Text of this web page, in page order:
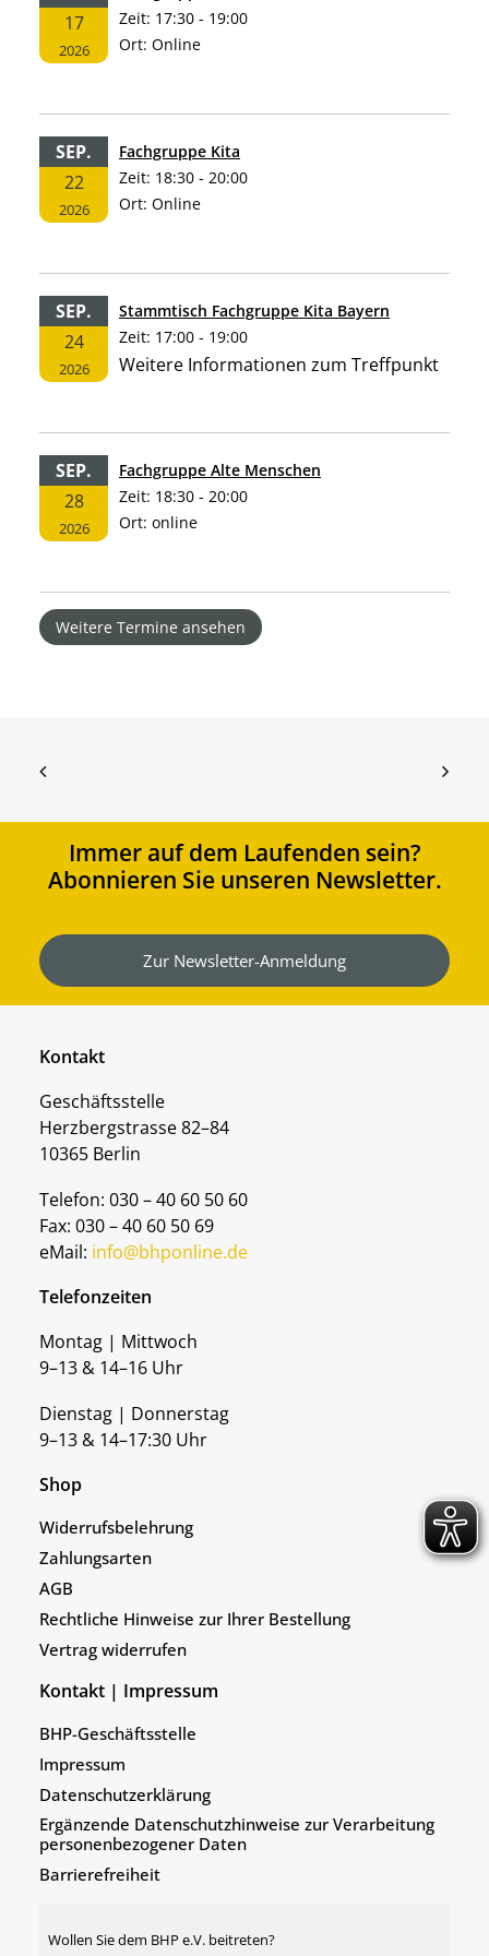
17
2026
Zeit: 17:30 - 19:00
Ort: Online
SEP.
22
2026
Fachgruppe Kita
Zeit: 18:30 - 20:00
Ort: Online
SEP.
24
2026
Stammtisch Fachgruppe Kita Bayern
Zeit: 17:00 - 19:00
Weitere Informationen zum Treffpunkt
SEP.
28
2026
Fachgruppe Alte Menschen
Zeit: 18:30 - 20:00
Ort: online
Weitere Termine ansehen
Immer auf dem Laufenden sein?
Abonnieren Sie unseren Newsletter.
Zur Newsletter-Anmeldung
Kontakt
Geschäftsstelle
Herzbergstrasse 82–84
10365 Berlin
Telefon: 030 – 40 60 50 60
Fax: 030 – 40 60 50 69
eMail: info@bhponline.de
Telefonzeiten
Montag | Mittwoch
9–13 & 14–16 Uhr
Dienstag | Donnerstag
9–13 & 14–17:30 Uhr
Shop
Widerrufsbelehrung
Zahlungsarten
AGB
Rechtliche Hinweise zur Ihrer Bestellung
Vertrag widerrufen
Kontakt | Impressum
BHP-Geschäftsstelle
Impressum
Datenschutzerklärung
Ergänzende Datenschutzhinweise zur Verarbeitung
personenbezogener Daten
Barrierefreiheit
Wollen Sie dem BHP e.V. beitreten?